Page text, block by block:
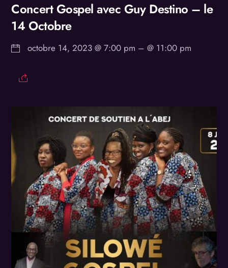
Concert Gospel avec Guy Destino – le
14 Octobre
octobre 14, 2023 @ 7:00 pm – @ 11:00 pm